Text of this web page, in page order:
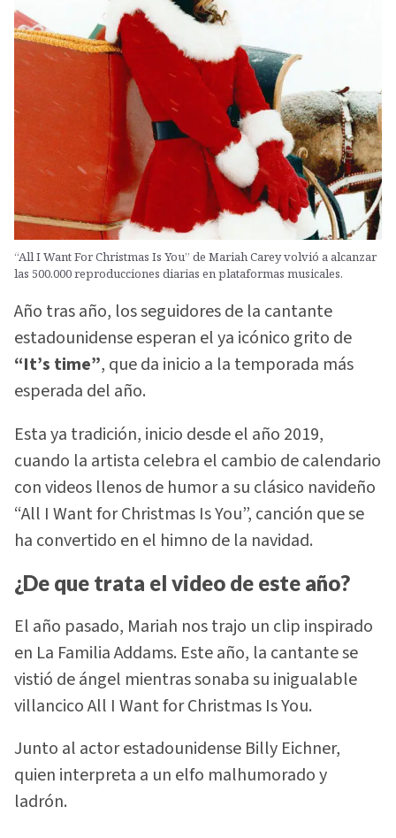
“All I Want For Christmas Is You” de Mariah Carey volvió a alcanzar
las 500.000 reproducciones diarias en plataformas musicales.
Año tras año, los seguidores de la cantante
estadounidense esperan el ya icónico grito de
“It’s time”, que da inicio a la temporada más
esperada del año.
Esta ya tradición, inicio desde el año 2019,
cuando la artista celebra el cambio de calendario
con videos llenos de humor a su clásico navideño
“All I Want for Christmas Is You”, canción que se
ha convertido en el himno de la navidad.
¿De que trata el video de este año?
El año pasado, Mariah nos trajo un clip inspirado
en La Familia Addams. Este año, la cantante se
vistió de ángel mientras sonaba su inigualable
villancico All I Want for Christmas Is You.
Junto al actor estadounidense Billy Eichner,
quien interpreta a un elfo malhumorado y
ladrón.